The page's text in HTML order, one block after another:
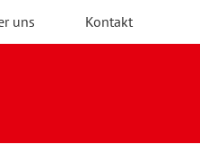
uns Kontakt